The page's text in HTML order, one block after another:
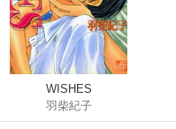
WISHES
羽柴紀子